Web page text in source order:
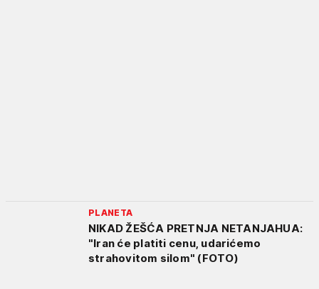
PLANETA
NIKAD ŽEŠĆA PRETNJA NETANJAHUA:
"Iran će platiti cenu, udarićemo
strahovitom silom" (FOTO)